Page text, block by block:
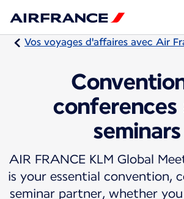
Vos voyages d'affaires avec Air
conferences
seminars
AIR FRANCE KLM Global
is your essential convention,
seminar partner, whether